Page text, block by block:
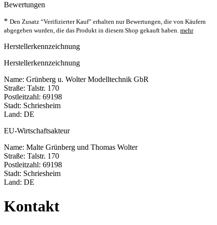
Bewertungen
* Den Zusatz “Verifizierter Kauf” erhalten nur Bewertungen, die von Käufern
abgegeben wurden, die das Produkt in diesem Shop gekauft haben. mehr
Herstellerkennzeichnung
Herstellerkennzeichnung
Name: Grünberg u. Wolter Modelltechnik GbR
Straße: Talstr. 170
Postleitzahl: 69198
Stadt: Schriesheim
Land: DE
EU-Wirtschaftsakteur
Name: Malte Grünberg und Thomas Wolter
Straße: Talstr. 170
Postleitzahl: 69198
Stadt: Schriesheim
Land: DE
Kontakt